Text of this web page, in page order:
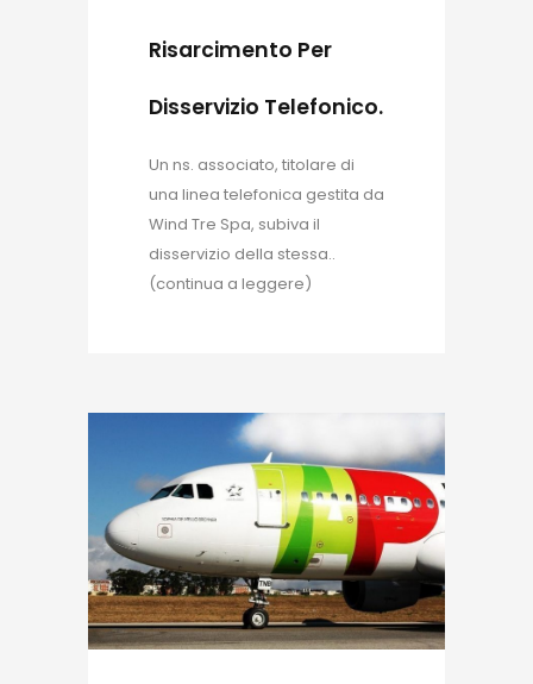
Risarcimento Per
Disservizio Telefonico.
Un ns. associato, titolare di
una linea telefonica gestita da
Wind Tre Spa, subiva il
disservizio della stessa..
(continua a leggere)